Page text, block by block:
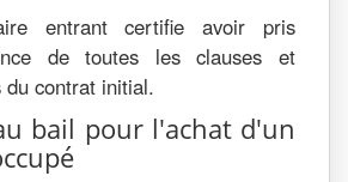
entrant certifie avoir pris
de toutes les clauses et
du contrat initial.
bail pour l'achat d'un